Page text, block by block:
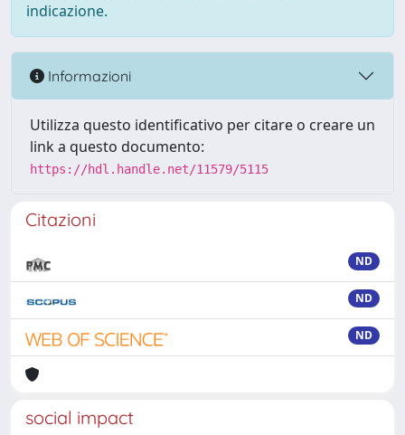
indicazione.
Informazioni
Utilizza questo identificativo per citare o creare un
link a questo documento:
https://hdl.handle.net/11579/5115
Citazioni
ND
ND
ND
social impact